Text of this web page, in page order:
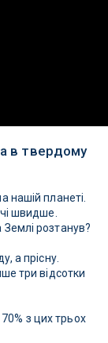
в твердому
нашій планеті.
швидше.
розтанув?
а прісну.
три відсотки
з цих трьох